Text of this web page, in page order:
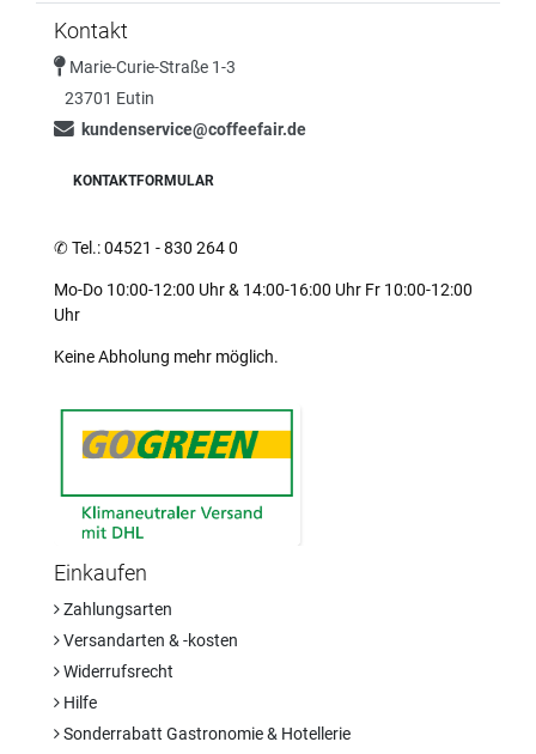
Kontakt
Marie-Curie-Straße 1-3
23701 Eutin
kundenservice@coffeefair.de
KONTAKTFORMULAR
✆Tel.: 04521 - 830 264 0
Mo-Do 10:00-12:00 Uhr & 14:00-16:00 Uhr Fr 10:00-12:00
Uhr
Keine Abholung mehr möglich.
Einkaufen
Zahlungsarten
Versandarten & -kosten
Widerrufsrecht
Hilfe
Sonderrabatt Gastronomie & Hotellerie